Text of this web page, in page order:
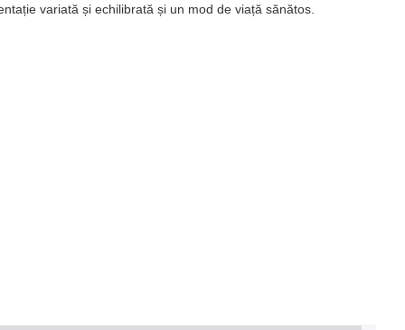
variată și echilibrată și un mod de viață sănătos.